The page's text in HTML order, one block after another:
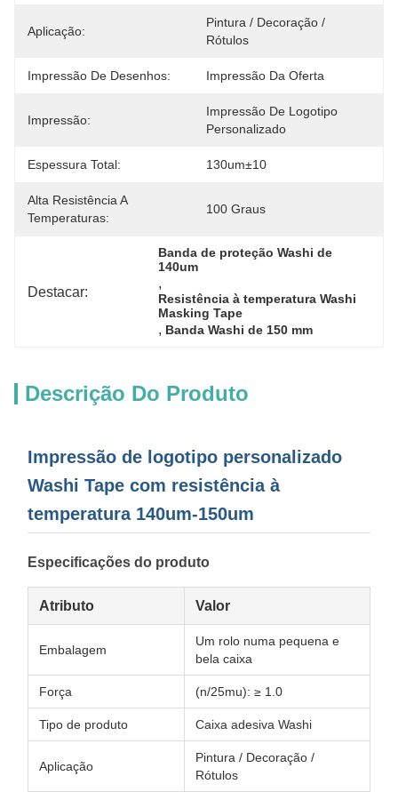
Aplicação:
Pintura / Decoração /
Rótulos
Impressão De Desenhos: Impressão Da Oferta
Impressão:
Impressão De Logotipo
Personalizado
Espessura Total: 130um±10
Alta Resistência A
Temperaturas:
100 Graus
Destacar:
Banda de proteção Washi de
140um
,
Resistência à temperatura Washi
Masking Tape
, Banda Washi de 150 mm
Descrição Do Produto
Impressão de logotipo personalizado
Washi Tape com resistência à
temperatura 140um-150um
Especificações do produto
Atributo Valor
Embalagem
Um rolo numa pequena e
bela caixa
Força (n/25mu): ≥ 1.0
Tipo de produto Caixa adesiva Washi
Aplicação
Pintura / Decoração /
Rótulos